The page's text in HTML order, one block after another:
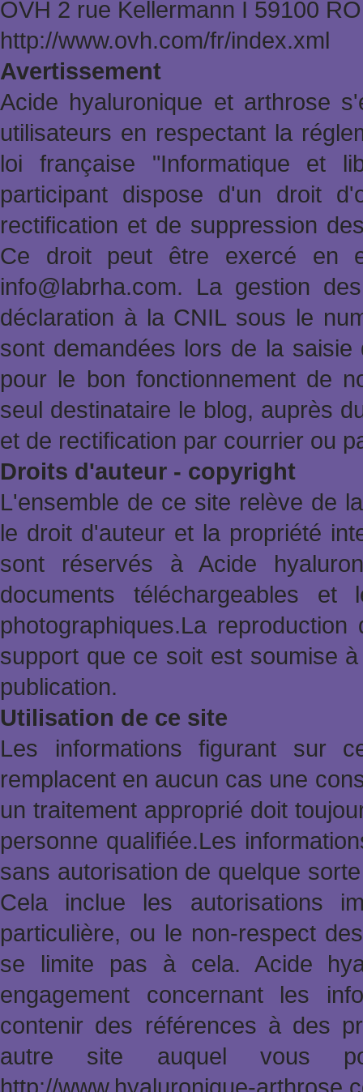
OVH 2 rue Kellermann Ι 59100
http://www.ovh.com/fr/index.xml
Avertissement
Acide hyaluronique et arthrose
utilisateurs en respectant la
loi française "Informatique et
participant dispose d'un droit
rectification et de suppression
Ce droit peut être exercé en
info@labrha.com. La gestion
déclaration à la CNIL sous le
sont demandées lors de la
pour le bon fonctionnement de
seul destinataire le blog, auprès
et de rectification par courrier ou
Droits d'auteur - copyright
L'ensemble de ce site relève de
le droit d'auteur et la propriété
sont réservés à Acide
documents téléchargeables et
photographiques.La
support que ce soit est soumise
publication.
Utilisation de ce site
Les informations figurant sur
remplacent en aucun cas une
un traitement approprié doit
personne qualifiée.Les
sans autorisation de quelque
Cela inclue les autorisations
particulière, ou le non-respect
se limite pas à cela. Acide
engagement concernant les
contenir des références à des
autre site auquel vous